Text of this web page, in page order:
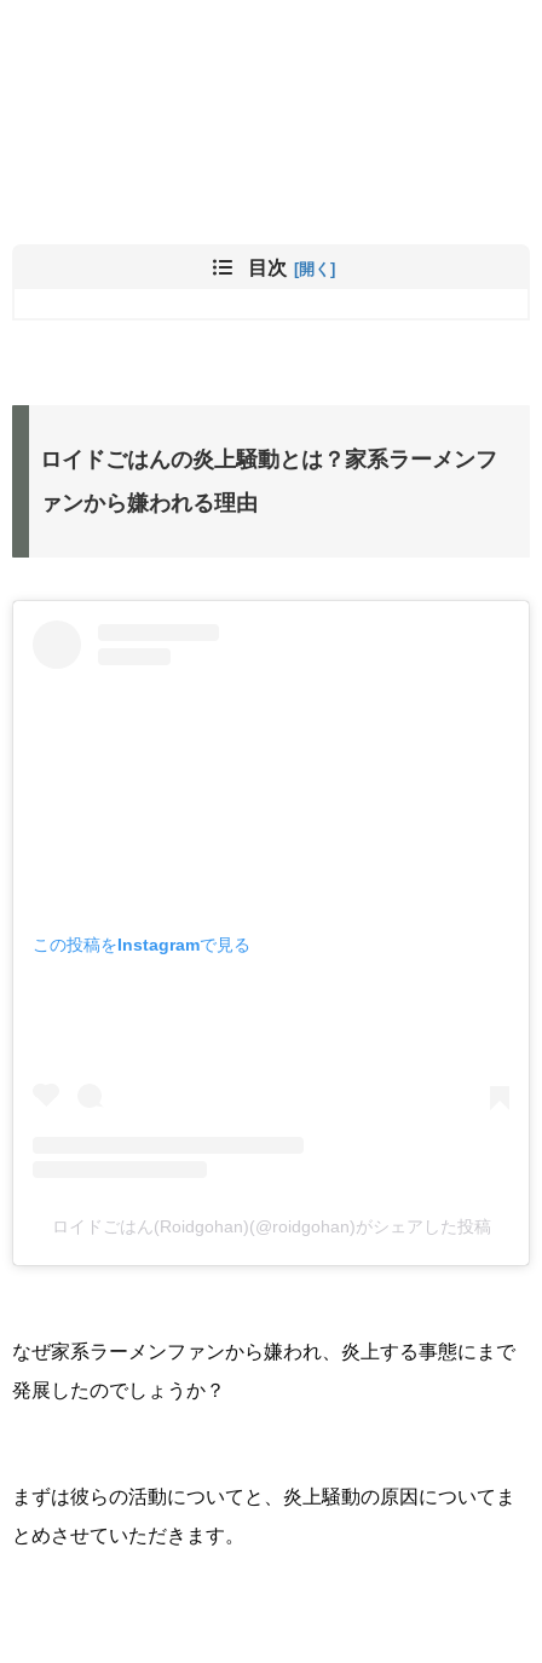
目次
ロイドごはんの炎上騒動とは？家系ラーメンフ
ァンから嫌われる理由
この投稿をInstagramで見る
ロイドごはん(Roidgohan)(@roidgohan)がシェアした投稿
なぜ家系ラーメンファンから嫌われ、炎上する事態にまで
発展したのでしょうか？
まずは彼らの活動についてと、炎上騒動の原因についてま
とめさせていただきます。